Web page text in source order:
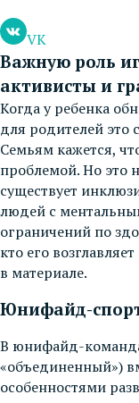
VK
Важную роль
активисты и
Когда у ребенка
для родителей это
Семьям кажется,
проблемой. Но это
существует
людей с
ограничений по
кто его
в материале.
Юнифайд-
В юнифайд-
«объединенный»)
особенностями